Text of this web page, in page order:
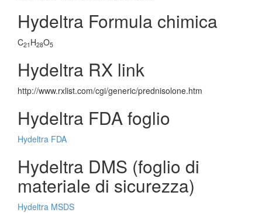
Hydeltra Formula chimica
C21 H28O5
Hydeltra RX link
http://www.rxlist.com/cgi/generic/prednisolone.htm
Hydeltra FDA foglio
Hydeltra FDA
Hydeltra DMS (foglio di
materiale di sicurezza)
Hydeltra MSDS